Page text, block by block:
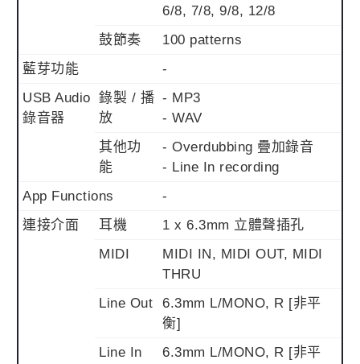
6/8, 7/8, 9/8, 12/8
鼓節奏
100 patterns
藍芽功能
-
USB Audio
錄音器
錄製 / 播
放
- MP3
- WAV
其他功
能
- Overdubbing 疊加錄音
- Line In recording
App Functions
-
連接介面
耳機
1 x 6.3mm 立體聲插孔
MIDI
MIDI IN, MIDI OUT, MIDI
THRU
Line Out
6.3mm L/MONO, R [非平
衡]
Line In
6.3mm L/MONO, R [非平